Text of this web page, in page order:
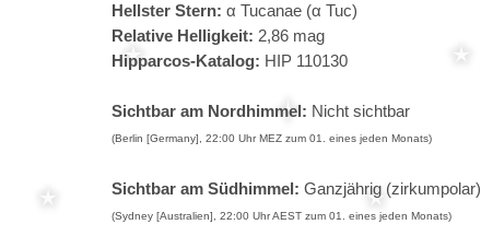
Hellster Stern: α Tucanae (α Tuc)
Relative Helligkeit: 2,86 mag
Hipparcos-Katalog: HIP 110130
Sichtbar am Nordhimmel: Nicht sichtbar
(Berlin [Germany], 22:00 Uhr MEZ zum 01. eines jeden Monats)
Sichtbar am Südhimmel: Ganzjährig (zirkumpolar)
(Sydney [Australien], 22:00 Uhr AEST zum 01. eines jeden Monats)